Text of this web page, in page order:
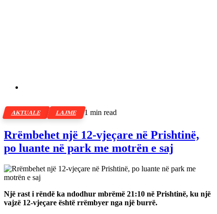
AKTUALE LAJME 1 min read
Rrëmbehet një 12-vjeçare në Prishtinë,
po luante në park me motrën e saj
Një rast i rëndë ka ndodhur mbrëmë 21:10 në Prishtinë, ku një
vajzë 12-vjeçare është rrëmbyer nga një burrë.